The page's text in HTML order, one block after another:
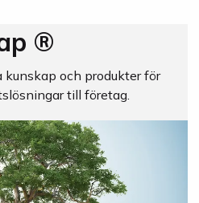
®
kunskap och produkter för
till företag.